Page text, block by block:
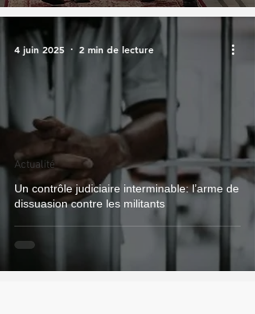
Un contrôle judiciaire interminable: l’arme de
dissuasion contre les militants
Actualité
4 juin 2025 2 min de lecture